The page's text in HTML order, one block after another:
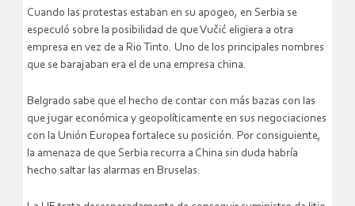
Cuando las protestas estaban en su apogeo, en Serbia se
especuló sobre la posibilidad de que Vučić eligiera a otra
empresa en vez de a Rio Tinto. Uno de los principales nombres
que se barajaban era el de una empresa china.
Belgrado sabe que el hecho de contar con más bazas con las
que jugar económica y geopolíticamente en sus negociaciones
con la Unión Europea fortalece su posición. Por consiguiente,
la amenaza de que Serbia recurra a China sin duda habría
hecho saltar las alarmas en Bruselas.